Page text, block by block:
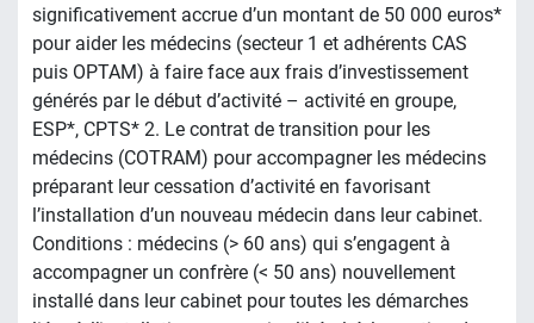
significativement accrue d’un montant de 50 000 euros*
pour aider les médecins (secteur 1 et adhérents CAS
puis OPTAM) à faire face aux frais d’investissement
générés par le début d’activité – activité en groupe,
ESP*, CPTS* 2. Le contrat de transition pour les
médecins (COTRAM) pour accompagner les médecins
préparant leur cessation d’activité en favorisant
l’installation d’un nouveau médecin dans leur cabinet.
Conditions : médecins (> 60 ans) qui s’engagent à
accompagner un confrère (< 50 ans) nouvellement
installé dans leur cabinet pour toutes les démarches